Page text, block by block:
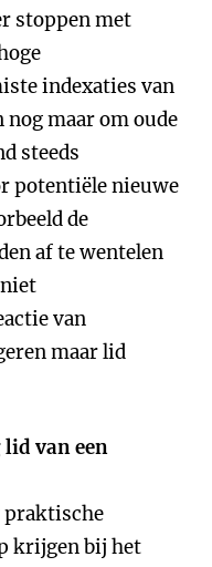
stoppen met
indexaties van
nog maar om oude
steeds
potentiële nieuwe
de
af te wentelen
van
maar lid
lid van een
praktische
krijgen bij het